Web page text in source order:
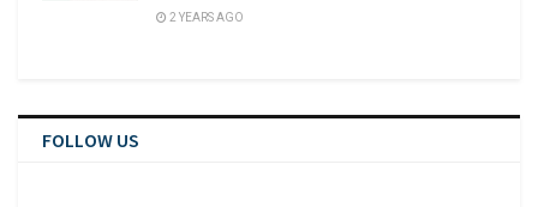
2 YEARS AGO
FOLLOW US